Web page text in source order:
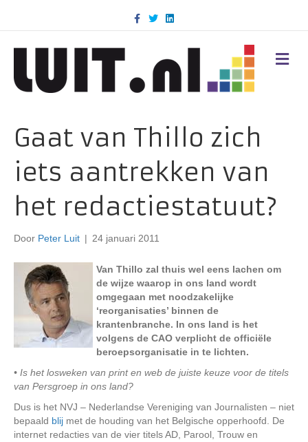
c
k
T
w
i
n
d
M
E
Gaat van Thillo zich
iets aantrekken van
het redactiestatuut?
Door Peter Luit | 24 januari 2011
Van Thillo zal thuis wel eens lachen om
de wijze waarop in ons land wordt
omgegaan met noodzakelijke
‘reorganisaties’ binnen de
krantenbranche. In ons land is het
volgens de CAO verplicht de officiële
beroepsorganisatie in te lichten.
• Is het losweken van print en web de juiste keuze voor de titels
van Persgroep in ons land?
Dus is het NVJ – Nederlandse Vereniging van Journalisten – niet
bepaald blij met de houding van het Belgische opperhoofd. De
internet redacties van de vier titels AD, Parool, Trouw en